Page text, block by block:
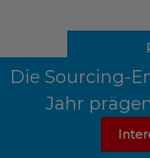
Die Sourcing-
Jahr